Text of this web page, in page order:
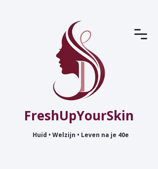
FreshUpYourSkin
Huid • Welzijn • Leven na je 40e